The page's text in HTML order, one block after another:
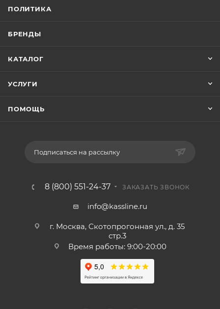
ПОЛИТИКА
БРЕНДЫ
КАТАЛОГ
УСЛУГИ
ПОМОЩЬ
Подписаться на рассылку
8 (800) 551-24-37 ЗАКАЗАТЬ ЗВОНОК
info@kassline.ru
г. Москва, Скотопрогонная ул., д. 35
стр.3
Время работы: 9:00-20:00